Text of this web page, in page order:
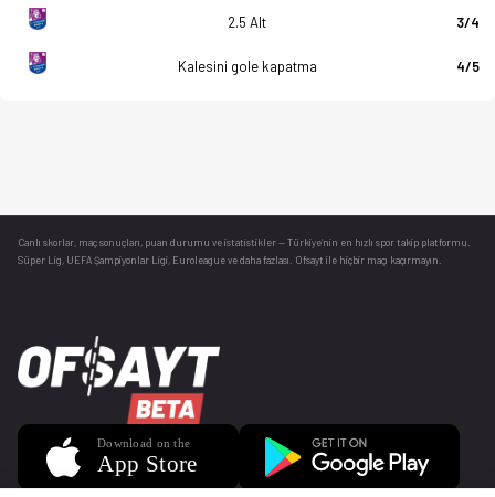
2.5 Alt 3/4
Kalesini gole kapatma 4/5
Canlı skorlar , maç sonuçları, puan durumu ve istatistikler — Türkiye’nin en hızlı spor takip platformu.
Süper Lig, UEFA Şampiyonlar Ligi, Euroleague ve daha fazlası. Ofsayt ile hiçbir maçı kaçırmayın.